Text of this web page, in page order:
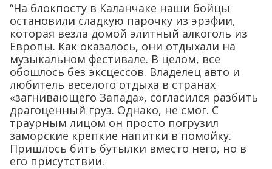
“На блокпосту в Каланчаке наши бойцы
остановили сладкую парочку из эрэфии,
которая везла домой элитный алкоголь из
Европы. Как оказалось, они отдыхали на
музыкальном фестивале. В целом, все
обошлось без эксцессов. Владелец авто и
любитель веселого отдыха в странах
«загнивающего Запада», согласился разбить
драгоценный груз. Однако, не смог. С
траурным лицом он просто погрузил
заморские крепкие напитки в помойку.
Пришлось бить бутылки вместо него, но в
его присутствии.